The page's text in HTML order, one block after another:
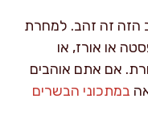
הזה זה זהב. למחרת
או אורז, או
אם אתם אוהבים
במתכוני הבשרים